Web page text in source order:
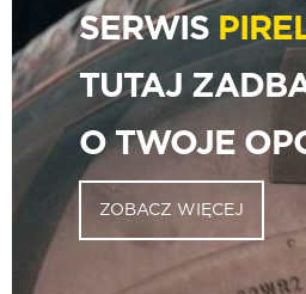
SERWIS
TUTAJ
O TWOJE
ZOBACZ WIĘCEJ